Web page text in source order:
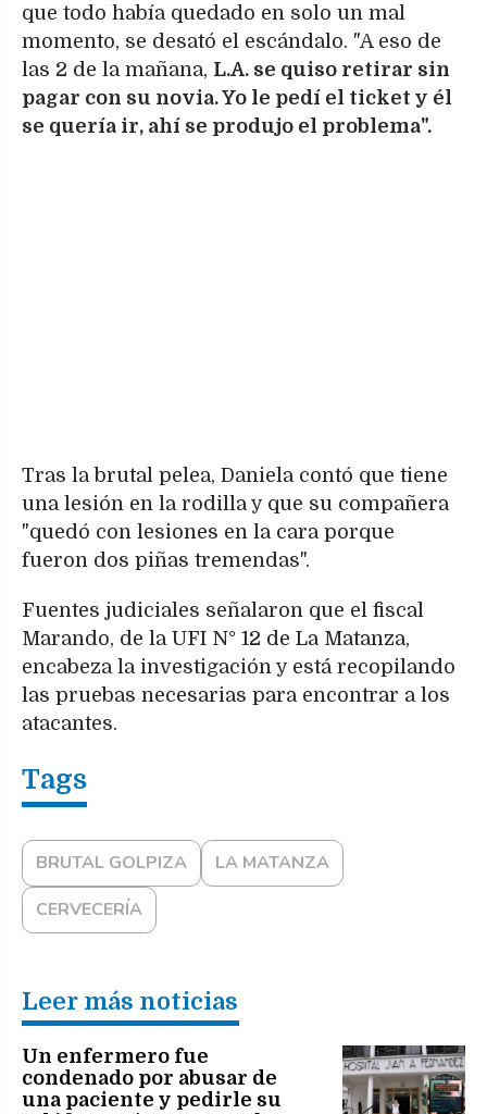
que todo había quedado en solo un mal
momento, se desató el escándalo. "A eso de
las 2 de la mañana, L.A. se quiso retirar sin
pagar con su novia. Yo le pedí el ticket y él
se quería ir, ahí se produjo el problema".
Tras la brutal pelea, Daniela contó que tiene
una lesión en la rodilla y que su compañera
"quedó con lesiones en la cara porque
fueron dos piñas tremendas".
Fuentes judiciales señalaron que el fiscal
Marando, de la UFI N° 12 de La Matanza,
encabeza la investigación y está recopilando
las pruebas necesarias para encontrar a los
atacantes.
BRUTAL GOLPIZA
LA MATANZA
CERVECERÍA
Leer más noticias
Un enfermero fue
condenado por abusar de
una paciente y pedirle su